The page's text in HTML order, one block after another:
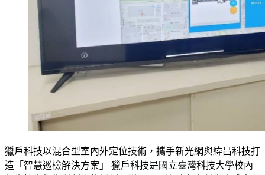
獵戶科技以混合型室內外定位技術，攜手新光網與緯昌科技打
造「智慧巡檢解決方案」 獵戶科技是國立臺灣科技大學校內